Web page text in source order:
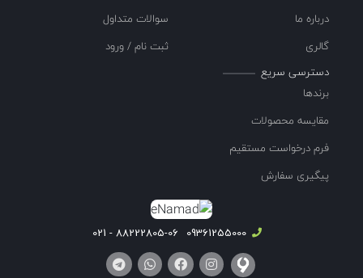
درباره ما
گالری
سوالات متداول
ثبت نام / ورود
دسترسی سریع
برندها
مقایسه محصولات
فرم درخواست مستقیم
پیگیری سفارش
09361255000
88222805-06 - 021